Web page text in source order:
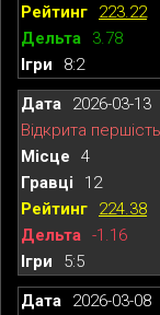
223.22
3.78
8:2
2026-03-13
Відкрита
4
12
224.38
-1.16
5:5
2026-03-08